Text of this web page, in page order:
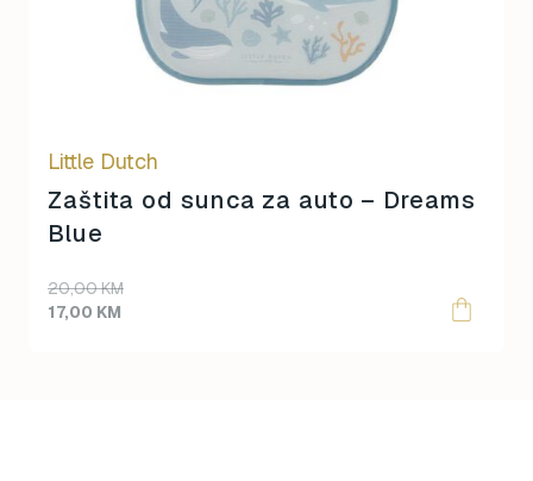
Little Dutch
Zaštita od sunca za auto – Dreams
Blue
20,00KM
Original
price
17,00 KM
Current
price